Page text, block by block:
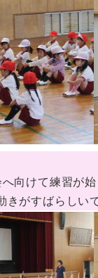
向けて練習が
がすばらしい